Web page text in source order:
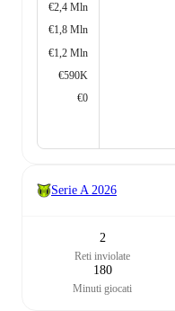
€2,4 Mln
€1,8 Mln
€1,2 Mln
€590K
€0
Serie A 2026
2
Reti inviolate
180
Minuti giocati